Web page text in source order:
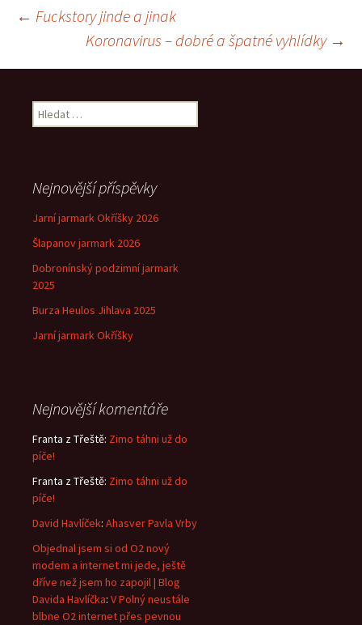
Navigace
pro
příspěvek
← Fuckstory jinde a jinak
Koronavirus – dobré a špatné vyhlídky →
Vyhledávání
Nejnovější příspěvky
Jarní jarmark Okříšky 2026
Šlapanov jarmark 2026
Dobronínský podzimní jarmark
2025
Burza Heulos Jihlava 2025
Jarní jarmark Okříšky
Nejnovější komentáře
Franta z Třeště: Zimo táhni už do
píče!
Franta z Třeště: Zimo táhni už do
píče!
David Havlíček: Ahasver Pavla Vrby
Objednal jsem si od O2 nový
modem a internet mi jede, ještě
dříve než jsem ho zapojil | Blog
Davida Havlíčka: V Polný neustále
blbne O2 internet přes pevnou